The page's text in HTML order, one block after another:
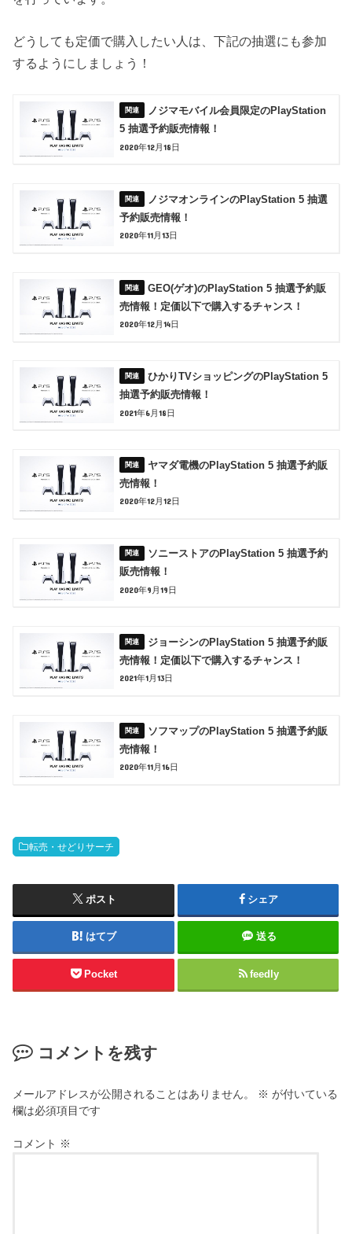
どうしても定価で購入したい人は、下記の抽選にも参加
するようにしましょう！
ノジマモバイル会員限定のPlayStation
5 抽選予約販売情報！
2020年12月18日
ノジマオンラインのPlayStation 5 抽選
予約販売情報！
2020年11月13日
GEO(ゲオ)のPlayStation 5 抽選予約販
売情報！定価以下で購入するチャンス！
2020年12月14日
ひかりTVショッピングのPlayStation 5
抽選予約販売情報！
2021年6月18日
ヤマダ電機のPlayStation 5 抽選予約販
売情報！
2020年12月12日
ソニーストアのPlayStation 5 抽選予約
販売情報！
2020年9月19日
ジョーシンのPlayStation 5 抽選予約販
売情報！定価以下で購入するチャンス！
2021年1月13日
ソフマップのPlayStation 5 抽選予約販
売情報！
2020年11月16日
転売・せどりサーチ
ポスト シェア
はてブ 送る
Pocket feedly
コメントを残す
メールアドレスが公開されることはありません。 ※ が付いている
欄は必須項目です
コメント ※